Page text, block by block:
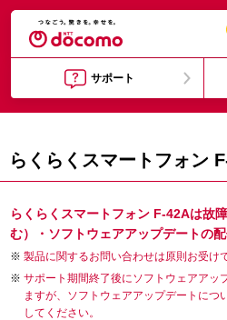
サポート
らくらくスマートフォン
らくらくスマートフォン F-42Aは故
む）・ソフトウェアアップデートの
製品に関するお問い合わせは原則お受け
サポート期間終了後にソフトウェアアッ
ますが、ソフトウェアアップデートにつ
してください。